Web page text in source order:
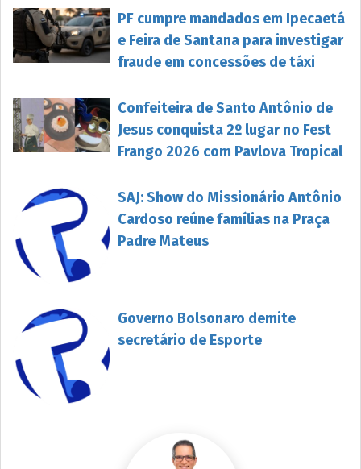
PF cumpre mandados em Ipecaetá
e Feira de Santana para investigar
fraude em concessões de táxi
Confeiteira de Santo Antônio de
Jesus conquista 2º lugar no Fest
Frango 2026 com Pavlova Tropical
SAJ: Show do Missionário Antônio
Cardoso reúne famílias na Praça
Padre Mateus
Governo Bolsonaro demite
secretário de Esporte